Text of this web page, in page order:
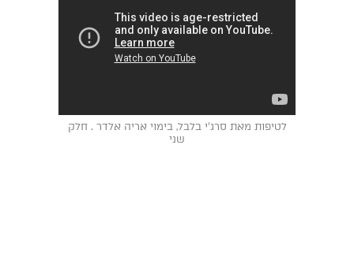
לטיפות מאת סרג'י בלבל, בימוי אריה אלדר . חלק
שני